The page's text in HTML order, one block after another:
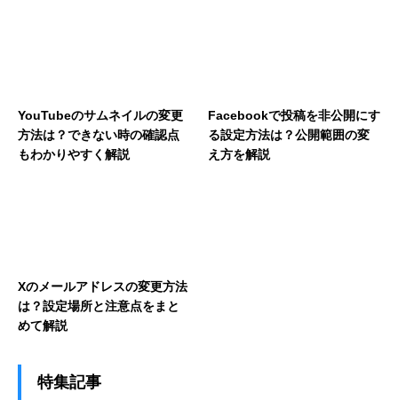
YouTubeのサムネイルの変更
方法は？できない時の確認点
もわかりやすく解説
Facebookで投稿を非公開にす
る設定方法は？公開範囲の変
え方を解説
Xのメールアドレスの変更方法
は？設定場所と注意点をまと
めて解説
特集記事